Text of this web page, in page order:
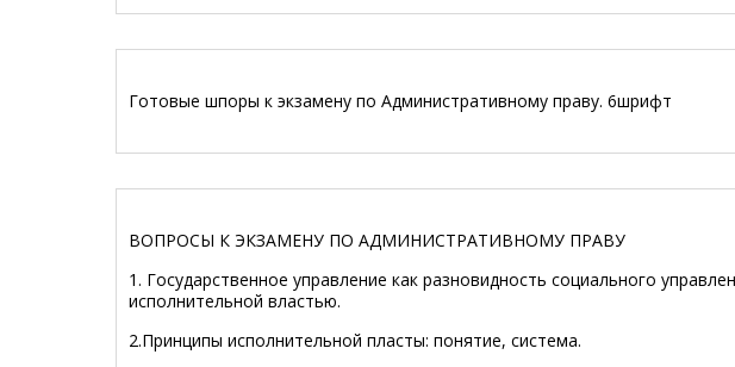
Готовые шпоры к экзамену по Административному праву. 6шрифт
ВОПРОСЫ К ЭКЗАМЕНУ ПО АДМИНИСТРАТИВНОМУ ПРАВУ
1. Государственное управление как разновидность социального
исполнительной властью.
2.Принципы исполнительной пласты: понятие, система.